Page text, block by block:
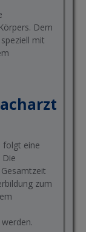
Dem
mit
folgt eine
Die
zum